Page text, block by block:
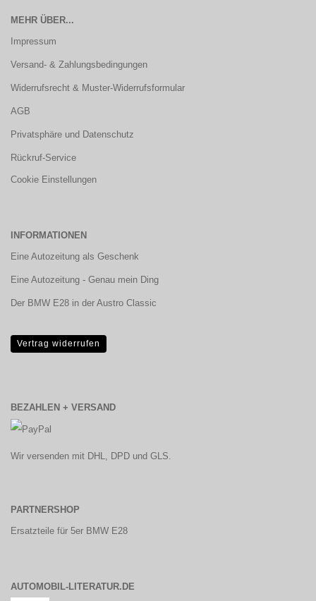
MEHR ÜBER...
Impressum
Versand- & Zahlungsbedingungen
Widerrufsrecht & Muster-Widerrufsformular
AGB
Privatsphäre und Datenschutz
Rückruf-Service
Cookie Einstellungen
INFORMATIONEN
Eine Autozeitung als Geschenk
Eine Autozeitung - Genau mein Ding
Der BMW E28 in der Austro Classic
Vertrag widerrufen
BEZAHLEN + VERSAND
Wir versenden mit DHL, DPD und GLS.
PARTNERSHOP
Ersatzteile für 5er BMW E28
AUTOMOBIL-LITERATUR.DE